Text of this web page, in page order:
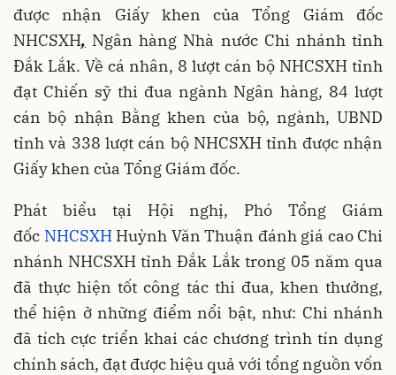
được nhận Giấy khen của Tổng Giám đốc
NHCSXH, Ngân hàng Nhà nước Chi nhánh tỉnh
Đắk Lắk. Về cá nhân, 8 lượt cán bộ NHCSXH tỉnh
đạt Chiến sỹ thi đua ngành Ngân hàng, 84 lượt
cán bộ nhận Bằng khen của bộ, ngành, UBND
tỉnh và 338 lượt cán bộ NHCSXH tỉnh được nhận
Giấy khen của Tổng Giám đốc.
Phát biểu tại Hội nghị, Phó Tổng Giám
đốc NHCSXHHuỳnh Văn Thuận đánh giá cao Chi
nhánh NHCSXH tỉnh Đắk Lắk trong 05 năm qua
đã thực hiện tốt công tác thi đua, khen thưởng,
thể hiện ở những điểm nổi bật, như: Chi nhánh
đã tích cực triển khai các chương trình tín dụng
chính sách, đạt được hiệu quả với tổng nguồn vốn